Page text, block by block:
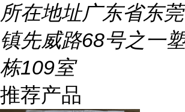
所在地址广东省东
镇先威路68号之一
栋109室
推荐产品